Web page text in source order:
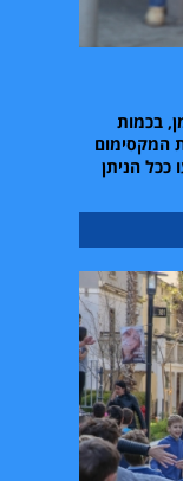
,בכמות
המקסימום
ככל הניתן